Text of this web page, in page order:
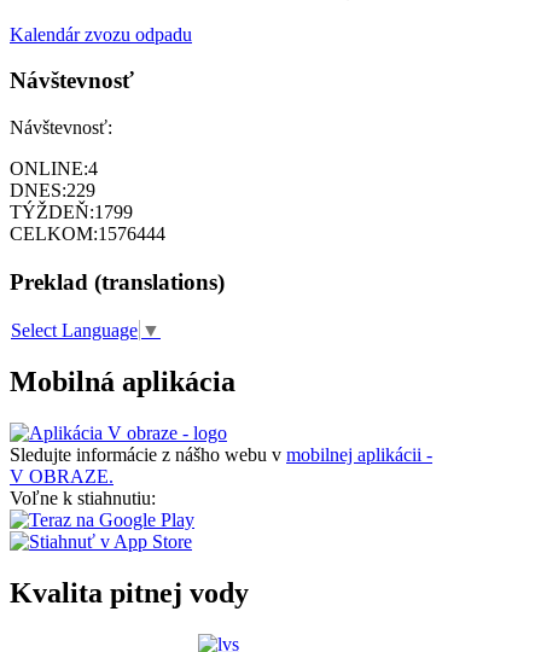
Kalendár zvozu odpadu
Návštevnosť
Návštevnosť:
ONLINE:4
DNES:229
TÝŽDEŇ:1799
CELKOM:1576444
Preklad (translations)
Select Language ▼
Mobilná aplikácia
Sledujte informácie z nášho webu v mobilnej aplikácii -
V OBRAZE.
Voľne k stiahnutiu:
Kvalita pitnej vody